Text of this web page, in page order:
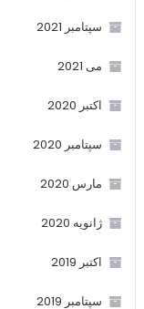
سپتامبر 2021
می 2021
اکتبر 2020
سپتامبر 2020
مارس 2020
ژانویه 2020
اکتبر 2019
سپتامبر 2019